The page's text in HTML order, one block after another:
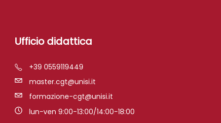
Ufficio didattica
+39 0559119449
master.cgt@unisi.it
formazione-cgt@unisi.it
lun-ven 9:00-13:00/14:00-18:00